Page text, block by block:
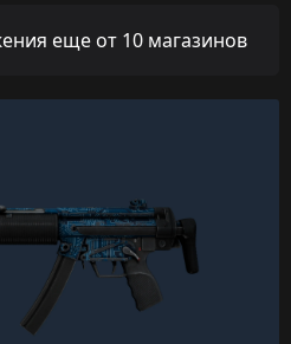
еще от 10 магазинов